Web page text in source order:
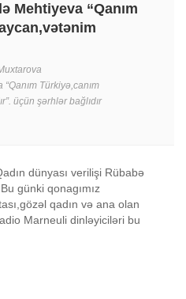
Mehtiyeva “Qanım
Türkiyə,canım
üçün şərhlər bağlıdır
dünyası verilişi Rübabə
günki qonagımız
qadın və ana olan
Marneuli dinləyiciləri bu